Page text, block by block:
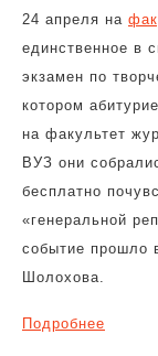
24 апреля на
единственное в
экзамен по
котором
на факультет
ВУЗ они
бесплатно
«генеральной
событие прошло
Шолохова.
Подробнее